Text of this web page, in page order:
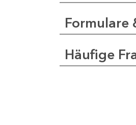
Formulare
Häufige